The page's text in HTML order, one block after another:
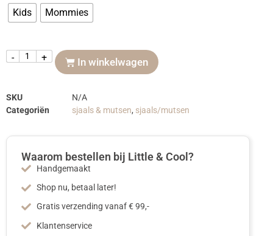
Kids Mommies
- + In winkelwagen
SKU
N/A
Categoriën
sjaals & mutsen, sjaals/mutsen
Waarom bestellen bij Little & Cool?
Handgemaakt
Shop nu, betaal later!
Gratis verzending vanaf € 99,-
Klantenservice